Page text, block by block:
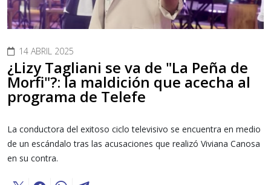
14 ABRIL 2025
¿Lizy Tagliani se va de "La Peña de
Morfi"?: la maldición que acecha al
programa de Telefe
La conductora del exitoso ciclo televisivo se encuentra en medio
de un escándalo tras las acusaciones que realizó Viviana Canosa
en su contra.